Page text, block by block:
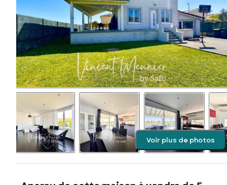
Voir plus de photos